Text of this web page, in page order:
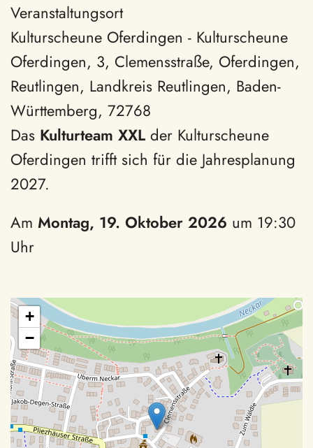
Veranstaltungsort
Kulturscheune Oferdingen - Kulturscheune
Oferdingen, 3, Clemensstraße, Oferdingen,
Reutlingen, Landkreis Reutlingen, Baden-
Württemberg, 72768
Das Kulturteam XXL der Kulturscheune
Oferdingen trifft sich für die Jahresplanung
2027.
Am Montag, 19. Oktober 2026 um 19:30
Uhr
+
−